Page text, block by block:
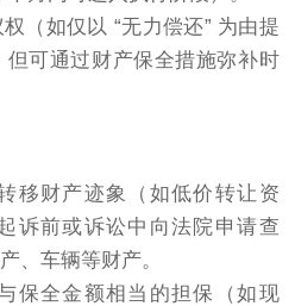
（如仅以 “无力偿还” 为由提
可通过财产保全措施弥补时
移财产迹象（如低价转让资
诉前或诉讼中向法院申请查
、车辆等财产。
保全金额相当的担保（如现